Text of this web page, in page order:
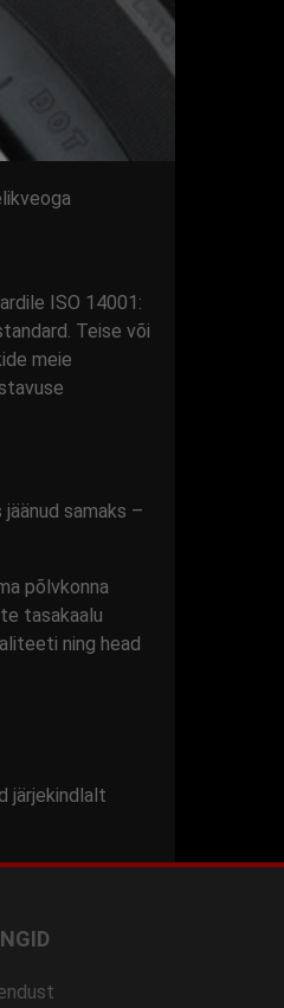
ISO 14001:
Teise või
meie
samaks –
põlvkonna
tasakaalu
ning head
järjekindlalt